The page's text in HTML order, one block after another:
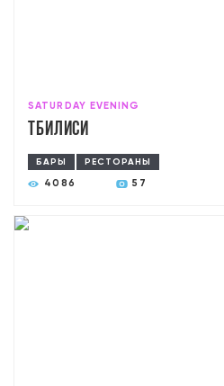
SATURDAY EVENING
Тбилиси
БАРЫ РЕСТОРАНЫ
4086 57